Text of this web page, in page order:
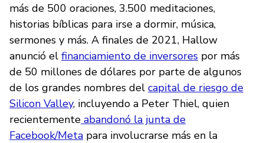
más de 500 oraciones, 3.500 meditaciones,
historias bíblicas para irse a dormir, música,
sermones y más. A finales de 2021, Hallow
anunció el financiamiento de inversores por más
de 50 millones de dólares por parte de algunos
de los grandes nombres del capital de riesgo de
Silicon Valley, incluyendo a Peter Thiel, quien
recientemente abandonó la junta de
Facebook/Meta para involucrarse más en la